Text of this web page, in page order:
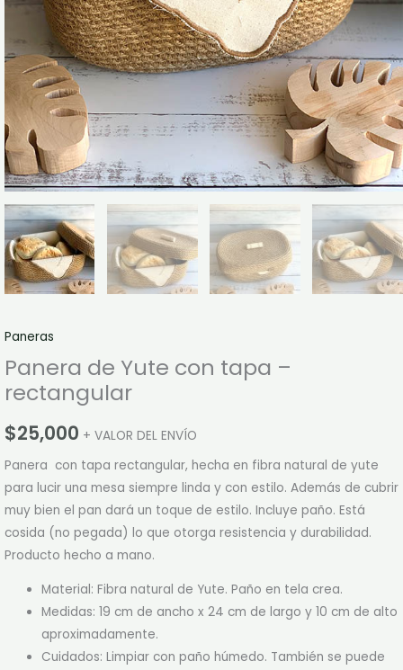
Paneras
Panera de Yute con tapa –
rectangular
$25,000 + VALOR DEL ENVÍO
Panera con tapa rectangular, hecha en fibra natural de yute
para lucir una mesa siempre linda y con estilo. Además de cubrir
muy bien el pan dará un toque de estilo. Incluye paño. Está
cosida (no pegada) lo que otorga resistencia y durabilidad.
Producto hecho a mano.
Material: Fibra natural de Yute. Paño en tela crea.
Medidas: 19 cm de ancho x 24 cm de largo y 10 cm de alto
aproximadamente.
Cuidados: Limpiar con paño húmedo. También se puede